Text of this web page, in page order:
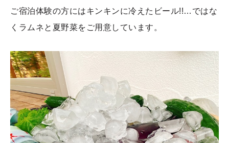
ご宿泊体験の方にはキンキンに冷えたビール!!…ではな
くラムネと夏野菜をご用意しています。